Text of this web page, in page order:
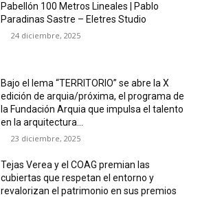
Pabellón 100 Metros Lineales | Pablo
Paradinas Sastre – Eletres Studio
24 diciembre, 2025
Bajo el lema “TERRITORIO” se abre la X
edición de arquia/próxima, el programa de
la Fundación Arquia que impulsa el talento
en la arquitectura...
23 diciembre, 2025
Tejas Verea y el COAG premian las
cubiertas que respetan el entorno y
revalorizan el patrimonio en sus premios